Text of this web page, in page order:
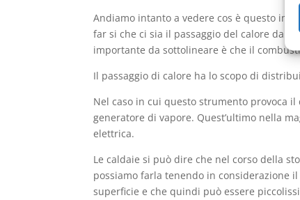
Andiamo intanto a vedere cos è questo
far si che ci sia il passaggio del calore da
importante da sottolineare è che il
Il passaggio di calore ha lo scopo di
Nel caso in cui questo strumento provoca
generatore di vapore. Quest’ultimo nella
elettrica.
Le caldaie si può dire che nel corso della
possiamo farla tenendo in considerazione
superficie e che quindi può essere